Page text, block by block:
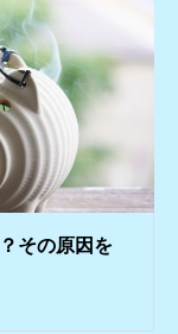
その原因を